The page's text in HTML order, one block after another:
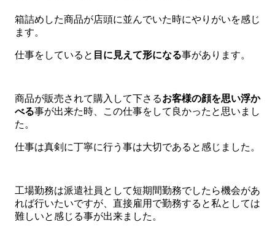
箱詰めした商品が店頭に並んでいた時にやりがいを感じ
ます。
仕事をしていると 目に見えて形になる事があります。
商品が販売されて購入して下さるお客様の顔を思い浮か
べる事が出来た時、この仕事をして良かったと思いまし
た。
仕事は真剣に丁寧に行う事は大切であると感じました。
工場勤務は派遣社員として短期間勤務でしたら機会があ
れば行いたいですが、直接雇用で勤務すると私としては
難しいと感じる事が出来ました。